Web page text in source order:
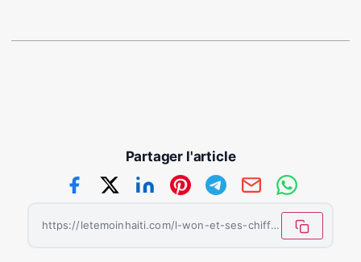
Partager l'article
https://letemoinhaiti.com/l-won-et-ses-chiffres-vertigineux/